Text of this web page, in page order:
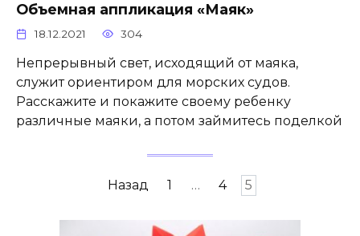
Объемная аппликация «Маяк»
18.12.2021 304
Непрерывный свет, исходящий от маяка,
служит ориентиром для морских судов.
Расскажите и покажите своему ребенку
различные маяки, а потом займитесь поделкой
Назад 1 … 4 5